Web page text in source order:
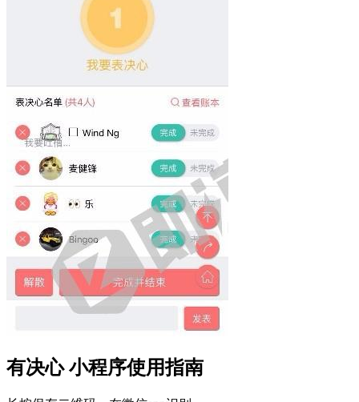
有决心 小程序使用指南